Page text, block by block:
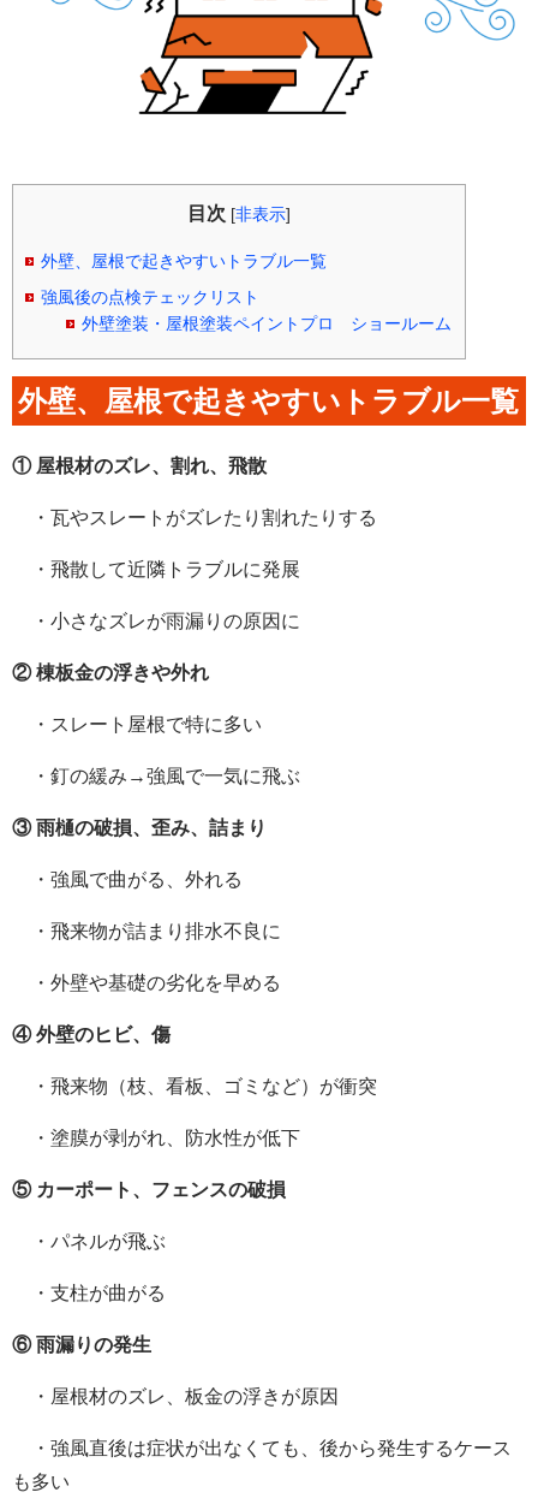
目次 [非表示]
外壁、屋根で起きやすいトラブル一覧
強風後の点検テェックリスト
外壁塗装・屋根塗装ペイントプロ ショールーム
外壁、屋根で起きやすいトラブル一覧
① 屋根材のズレ、割れ、飛散
・瓦やスレートがズレたり割れたりする
・飛散して近隣トラブルに発展
・小さなズレが雨漏りの原因に
② 棟板金の浮きや外れ
・スレート屋根で特に多い
・釘の緩み→強風で一気に飛ぶ
③ 雨樋の破損、歪み、詰まり
・強風で曲がる、外れる
・飛来物が詰まり排水不良に
・外壁や基礎の劣化を早める
④ 外壁のヒビ、傷
・飛来物（枝、看板、ゴミなど）が衝突
・塗膜が剥がれ、防水性が低下
⑤ カーポート、フェンスの破損
・パネルが飛ぶ
・支柱が曲がる
⑥ 雨漏りの発生
・屋根材のズレ、板金の浮きが原因
・強風直後は症状が出なくても、後から発生するケース
も多い